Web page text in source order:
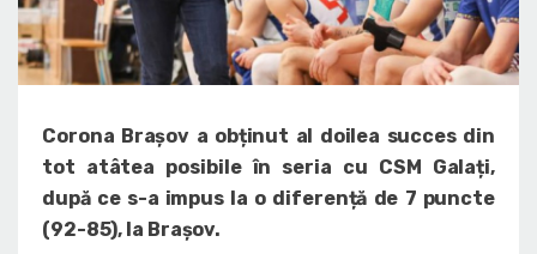
Corona Brașov a obținut al doilea succes din
tot atâtea posibile în seria cu CSM Galați,
după ce s-a impus la o diferență de 7 puncte
(92-85), la Brașov.